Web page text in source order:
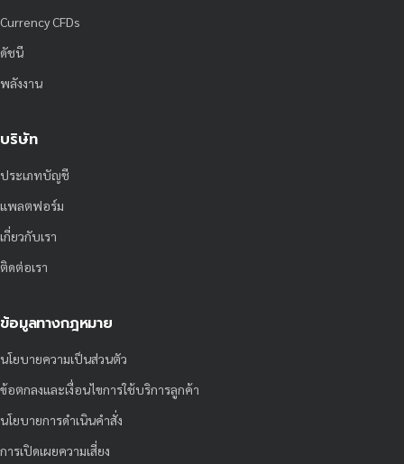
Currency CFDs
ดัชนี
พลังงาน
บริษัท
ประเภทบัญชี
แพลตฟอร์ม
เกี่ยวกับเรา
ติดต่อเรา
ข้อมูลทางกฎหมาย
นโยบายความเป็นส่วนตัว
ข้อตกลงและเงื่อนไขการใช้บริการลูกค้า
นโยบายการดำเนินคำสั่ง
การเปิดเผยความเสี่ยง